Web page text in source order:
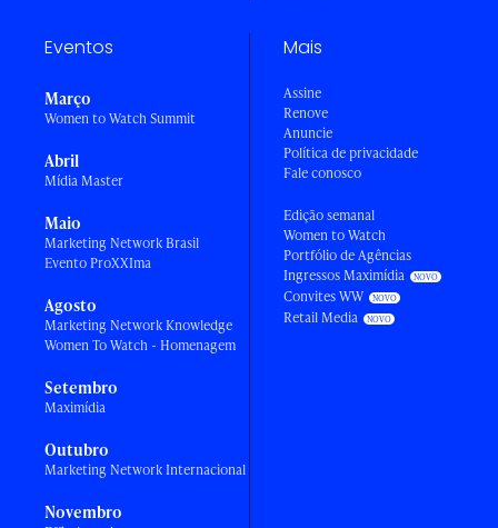
Eventos
Março
Women to Watch Summit
Abril
Mídia Master
Maio
Marketing Network Brasil
Evento ProXXIma
Agosto
Marketing Network Knowledge
Women To Watch - Homenagem
Setembro
Maximídia
Outubro
Marketing Network Internacional
Novembro
Mais
Assine
Renove
Anuncie
Política de privacidade
Fale conosco
Edição semanal
Women to Watch
Portfólio de Agências
Ingressos Maximídia
Convites WW
Retail Media